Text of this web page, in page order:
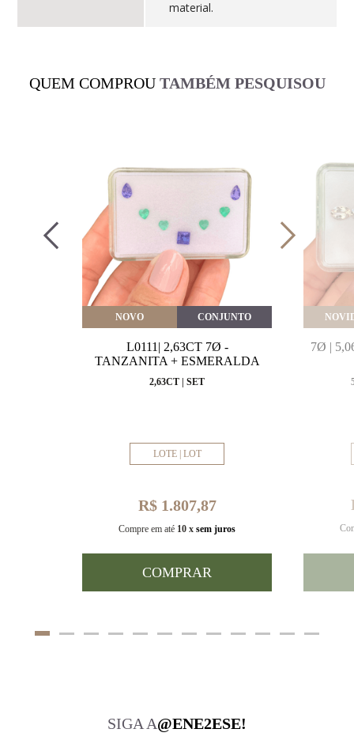
material.
QUEM COMPROU TAMBÉM PESQUISOU
NOVO CONJUNTO
L0111| 2,63CT 7Ø -
TANZANITA + ESMERALDA
2,63CT | SET
LOTE | LOT
R$ 1.807,87
Compre em até 10 x sem juros
COMPRAR
7Ø |
SIGA A@ENE2ESE!